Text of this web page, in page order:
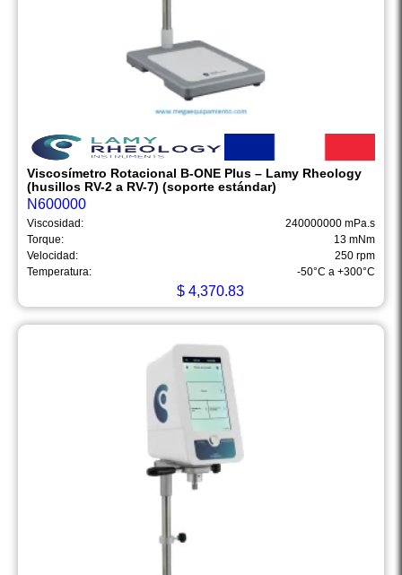
Viscosímetro Rotacional B-ONE Plus – Lamy Rheology
(husillos RV-2 a RV-7) (soporte estándar)
N600000
Viscosidad:
240000000 mPa.s
Torque:
13 mNm
Velocidad:
250 rpm
Temperatura:
-50°C a +300°C
$4,370.83